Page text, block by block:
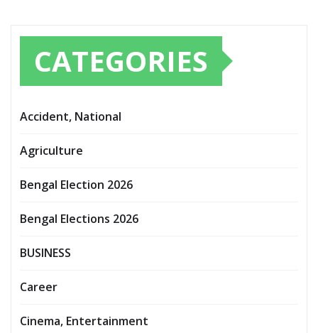
CATEGORIES
Accident, National
Agriculture
Bengal Election 2026
Bengal Elections 2026
BUSINESS
Career
Cinema, Entertainment